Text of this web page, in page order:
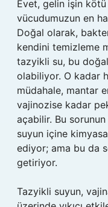
Evet, gelin işin kötü
vücudumuzun en
Doğal olarak,
kendini temizleme
tazyikli su, bu
olabiliyor. O kadar
müdahale, mantar
vajinozise kadar
açabilir. Bu
suyun içine
ediyor; ama bu da
getiriyor.
Tazyikli suyun,